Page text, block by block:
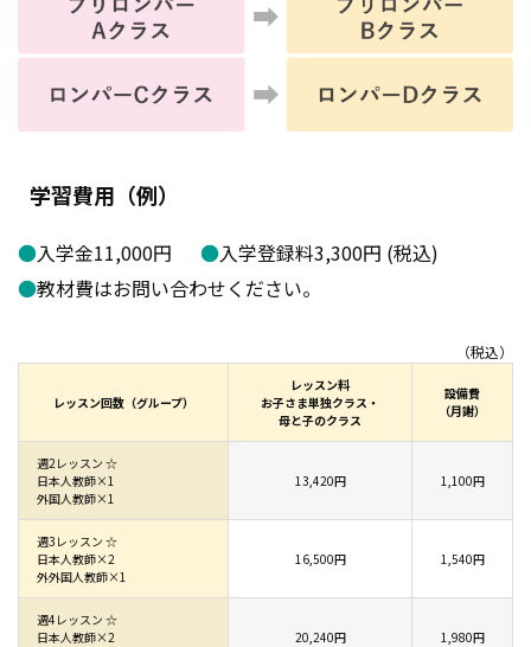
学習費用（例）
●入学金11,000円 ●入学登録料3,300円 (税込)
●教材費はお問い合わせください。
（税込）
レッスン回数（グループ）
レッスン料
お子さま単独クラス・
母と子のクラス
設備費
（月謝）
週2レッスン ☆
日本人教師×1
外国人教師×1
13,420円 1,100円
週3レッスン ☆
日本人教師×2
外外国人教師×1
16,500円 1,540円
週4レッスン ☆
日本人教師×2
20,240円 1,980円